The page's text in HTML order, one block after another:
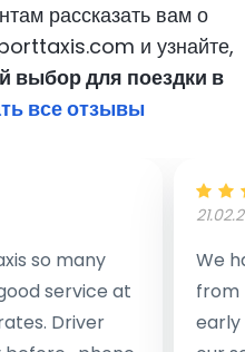
рассказать вам о
и узнайте,
выбор для поездки в
все отзывы
so many
service at
Driver
We
from
early